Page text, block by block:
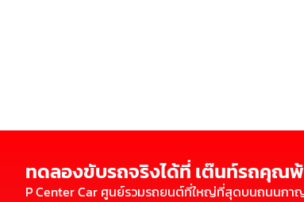
ทดลองขับรถจริงได้ที่ เต๊นท์รถคุณ
P Center Car ศูนย์รวมรถยนต์ที่ใหญ่ที่สุดบนถนนกา